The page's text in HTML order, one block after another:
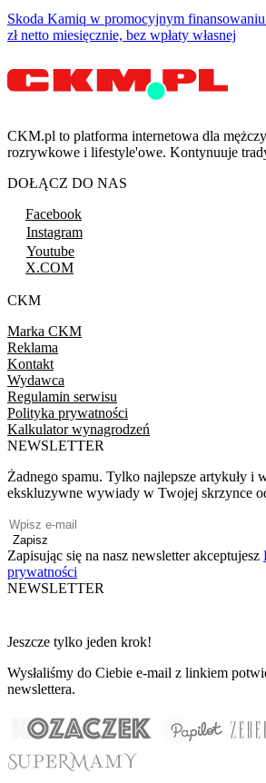
Skoda Kamiq w promocyjnym
zł netto miesięcznie, bez wpłaty własnej
CKM.pl to platforma internetowa dla
rozrywkowe i lifestyle'owe. Kontynuuje
DOŁĄCZ DO NAS
Facebook
Instagram
Youtube
X.COM
CKM
Marka CKM
Reklama
Kontakt
Wydawca
Regulamin serwisu
Polityka prywatności
Kalkulator wynagrodzeń
NEWSLETTER
Żadnego spamu. Tylko najlepsze artykuły i
ekskluzywne wywiady w Twojej skrzynce
Zapisz
Zapisując się na nasz newsletter akceptujesz
prywatności
NEWSLETTER
Jeszcze tylko jeden krok!
Wysłaliśmy do Ciebie e-mail z linkiem
newslettera.